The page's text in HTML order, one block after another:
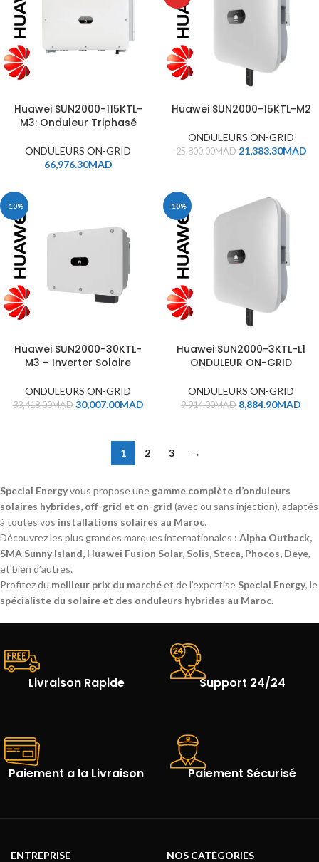
Huawei SUN2000-115KTL-
M3: Onduleur Triphasé
ONDULEURS ON-GRID
66,976.30MAD
Huawei SUN2000-15KTL-M2
ONDULEURS ON-GRID
25,800.00MAD 21,383.30MAD
-10%
Huawei SUN2000-30KTL-
M3 – Inverter Solaire
ONDULEURS ON-GRID
33,418.00MAD 30,007.00MAD
-10%
Huawei SUN2000-3KTL-L1
ONDULEUR ON-GRID
ONDULEURS ON-GRID
9,914.00MAD 8,884.90MAD
1 2 3 →
Special Energyvous propose une gamme complète d’onduleurs
solaires hybrides, off-grid et on-grid (avec ou sans injection), adaptés
à toutes vos installations solaires au Maroc.
Découvrez les plus grandes marques internationales : Alpha Outback,
SMA Sunny Island, Huawei Fusion Solar, Solis, Steca, Phocos, Deye,
et bien d’autres.
Profitez du meilleur prix du marchéet de l’expertise Special Energy, le
spécialiste du solaire et des onduleurs hybrides au Maroc.
Livraison Rapide Support 24/24
Paiement a la Livraison Paiement Sécurisé
ENTREPRISE
NOS CATÉGORIES